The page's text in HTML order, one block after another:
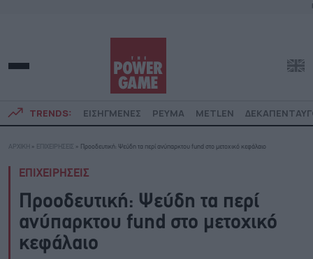
TRENDS: ΕΙΣΗΓΜΕΝΕΣ ΡΕΥΜΑ METLEN
ΑΡΧΙΚΗ » ΕΠΙΧΕΙΡΗΣΕΙΣ » Προοδευτική: Ψεύδη τα περί ανύπαρκτου fund στο μετοχικό κεφάλαιο
ΕΠΙΧΕΙΡΗΣΕΙΣ
Προοδευτική: Ψεύδη τα περί
ανύπαρκτου fund στο μετοχικό
κεφάλαιο